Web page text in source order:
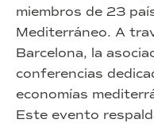
miembros de 23
Mediterráneo. A
Barcelona, la
conferencias
economías
Este evento